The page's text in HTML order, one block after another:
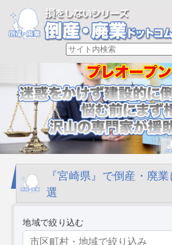
『宮崎県』で倒産・廃
選
地域で絞り込む